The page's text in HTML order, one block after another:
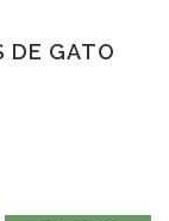
DE GATO